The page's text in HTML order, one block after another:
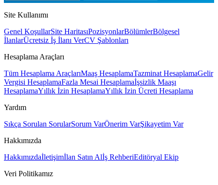
Site Kullanımı
Genel KoşullarSite HaritasıPozisyonlarBölümlerBölgesel
İlanlarÜcretsiz İş İlanı VerCV Şablonları
Hesaplama Araçları
Tüm Hesaplama AraçlarıMaaş HesaplamaTazminat HesaplamaGelir
Vergisi HesaplamaFazla Mesai Hesaplamaİşsizlik Maaşı
HesaplamaYıllık İzin HesaplamaYıllık İzin Ücreti Hesaplama
Yardım
Sıkça Sorulan SorularSorum VarÖnerim VarŞikayetim Var
Hakkımızda
Hakkımızdaİletişimİlan Satın Alİş RehberiEditöryal Ekip
Veri Politikamız